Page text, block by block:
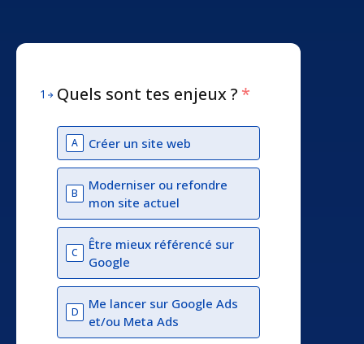
1 Quels sont tes enjeux ? *
A Créer un site web
B
Moderniser ou refondre
mon site actuel
C
Être mieux référencé sur
Google
D
Me lancer sur Google Ads
et/ou Meta Ads